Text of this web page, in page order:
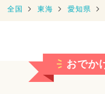
全国 東海 愛知県
おでか